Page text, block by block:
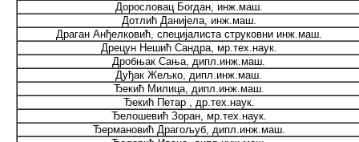
Дорословац Богдан, инж.маш.
Дотлић Данијела, инж.маш.
Драган Анђелковић, специјалиста струковни инж.маш.
Дрецун Нешић Сандра, мр.тех.наук.
Дробњак Сања, дипл.инж.маш.
Дуђак Жељко, дипл.инж.маш.
Ђекић Милица, дипл.инж.маш.
Ђекић Петар , др.тех.наук.
Ђелошевић Зоран, мр.тех.наук.
Ђермановић Драгољуб, дипл.инж.маш.